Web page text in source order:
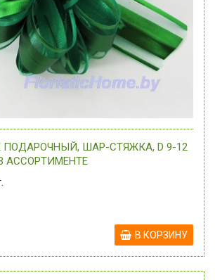
ШАР-СТЯЖКА, D 9-12
АССОРТИМЕНТЕ
В КОРЗИНУ